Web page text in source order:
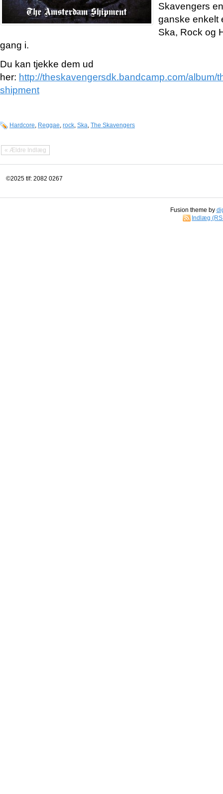
Skavengers
ganske enkelt
Ska, Rock og
gang i.
Du kan tjekke dem ud
her: http://theskavengersdk.bandcamp.com/album/
shipment
Hardcore, Reggae, rock, Ska, The Skavengers
« Ældre Indlæg
©2025 tlf: 2082 0267
Fusion theme by
Indlæg